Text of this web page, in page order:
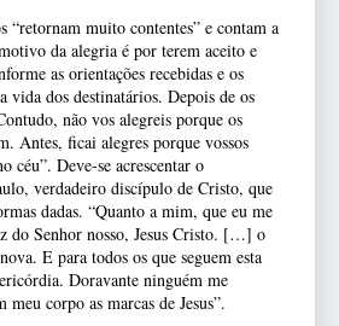
muito contentes” e contam a
da alegria é por terem aceito e
as orientações recebidas e os
vida dos destinatários. Depois de os
não vos alegreis porque os
Antes, ficai alegres porque vossos
céu”. Deve-se acrescentar o
verdadeiro discípulo de Cristo, que
dadas. “Quanto a mim, que eu me
do Senhor nosso, Jesus Cristo. […] o
E para todos os que seguem esta
Doravante ninguém me
corpo as marcas de Jesus”.